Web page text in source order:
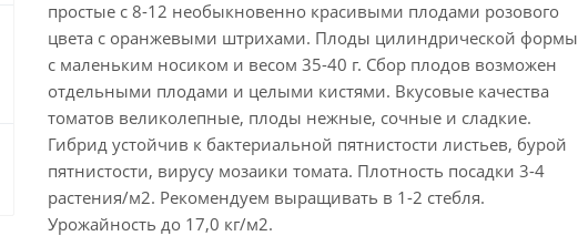
простые с 8-12 необыкновенно красивыми плодами розового
цвета с оранжевыми штрихами. Плоды цилиндрической формы
с маленьким носиком и весом 35-40 г. Сбор плодов возможен
отдельными плодами и целыми кистями. Вкусовые качества
томатов великолепные, плоды нежные, сочные и сладкие.
Гибрид устойчив к бактериальной пятнистости листьев, бурой
пятнистости, вирусу мозаики томата. Плотность посадки 3-4
растения/м2. Рекомендуем выращивать в 1-2 стебля.
Урожайность до 17,0 кг/м2.